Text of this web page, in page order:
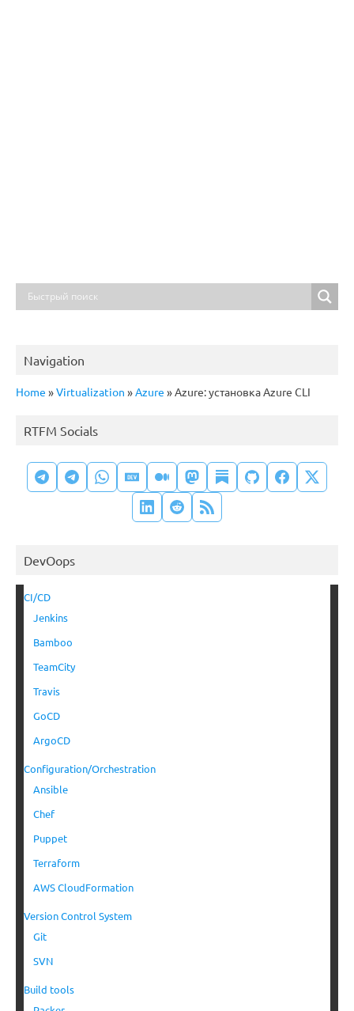
Navigation
Home »Virtualization »Azure »Azure: установка Azure CLI
RTFM Socials
DevOops
CI/CD
Jenkins
Bamboo
TeamCity
Travis
GoCD
ArgoCD
Configuration/Orchestration
Ansible
Chef
Puppet
Terraform
AWS CloudFormation
Version Control System
Git
SVN
Build tools